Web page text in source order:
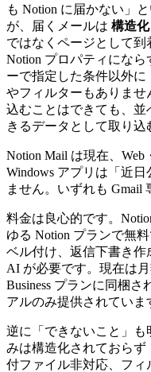
も Notion に届かない」
が、届くメールは 構造
ではなくページとして
Notion プロパティにな
ーで指定した条件以外
やフィルターもありませ
込むことはできても、
きるデータとして取り込
Notion Mail は現在、Web
Windows アプリは「近
ません。いずれも Gmail
料金は良心的です。
ゆる Notion プランで無
ベル付け、返信下書き作
AI が必要です。現在は
Business プランに同梱さ
アルのみ提供されていま
逆に「できないこと」
みは構造化されておら
付ファイル非対応、フ